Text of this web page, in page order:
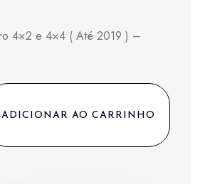
4×2 e 4×4 ( Até 2019 ) –
ADICIONAR AO CARRINHO